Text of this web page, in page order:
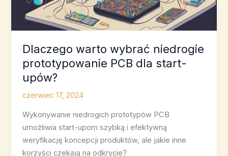
Dlaczego warto wybrać niedrogie
prototypowanie PCB dla start-
upów?
czerwiec 17, 2024
Wykonywanie niedrogich prototypów PCB
umożliwia start-upom szybką i efektywną
weryfikację koncepcji produktów, ale jakie inne
korzyści czekają na odkrycie?